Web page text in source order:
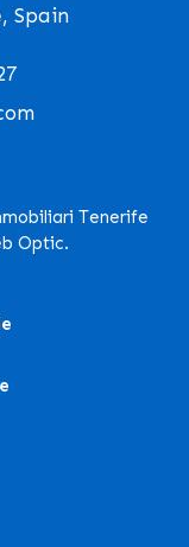
Spain
Tenerife
Optic.